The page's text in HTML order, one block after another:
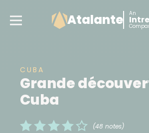
Atalante An
CUBA
Grande
Cuba
(48 notes)